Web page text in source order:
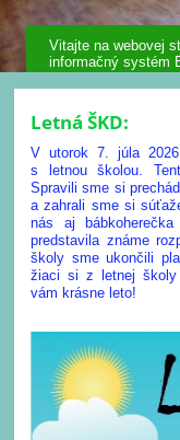
Vitajte na webovej
informačný systém
oznamy, aktivity,
môžte posielať e-
Letná ŠKD:
V utorok 7. júla
s letnou školou.
Spravili sme si
a zahrali sme si
nás aj
predstavila známe
školy sme ukončili
žiaci si z letnej školy
vám krásne leto!